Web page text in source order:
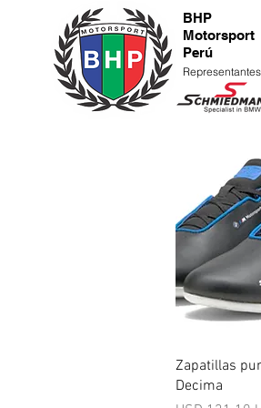
BHP
Motorsport
Perú
Zapatillas
Decima